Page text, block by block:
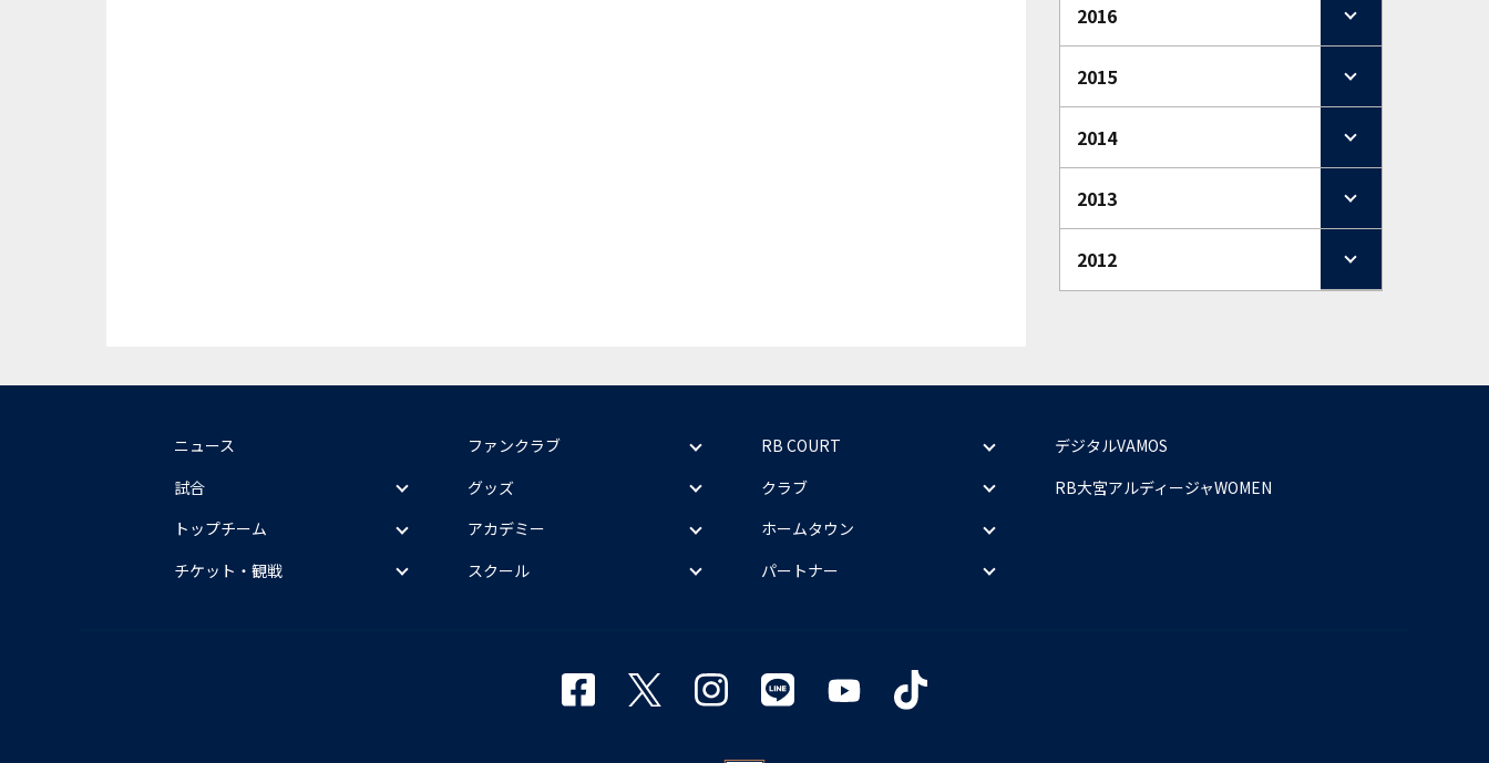
2016
2015
2014
2013
2012
ニュース
試合
トップチーム
チケット・観戦
ファンクラブ
グッズ
アカデミー
スクール
RB COURT
クラブ
ホームタウン
パートナー
デジタルVAMOS
RB大宮アルディージャWOMEN